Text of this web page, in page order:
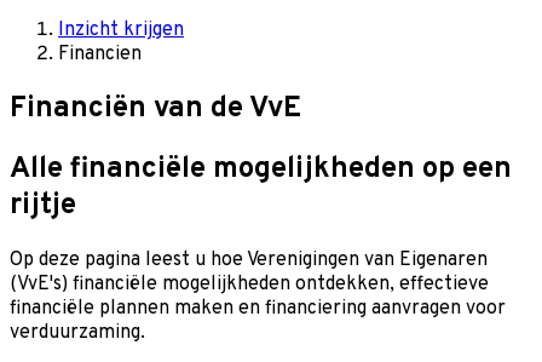
Inzicht krijgen
Financien
Financiën van de VvE
Alle financiële mogelijkheden op een
rijtje
Op deze pagina leest u hoe Verenigingen van Eigenaren
(VvE's) financiële mogelijkheden ontdekken, effectieve
financiële plannen maken en financiering aanvragen voor
verduurzaming.